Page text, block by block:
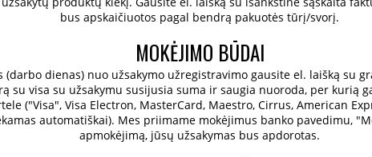
bus apskaičiuotos pagal bendrą pakuotės tūrį/svorį.
MOKĖJIMO BŪDAI
(darbo dienas) nuo užsakymo užregistravimo gausite el. laišką su
su visa su užsakymu susijusia suma ir saugia nuoroda, per kurią
("Visa", Visa Electron, MasterCard, Maestro, Cirrus, American
automatiškai). Mes priimame mokėjimus banko pavedimu,
apmokėjimą, jūsų užsakymas bus apdorotas.